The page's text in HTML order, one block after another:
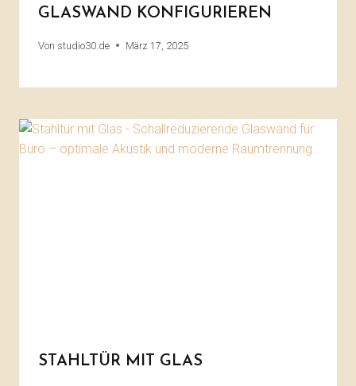
GLASWAND KONFIGURIEREN
Von studio30.de März 17, 2025
STAHLTÜR MIT GLAS